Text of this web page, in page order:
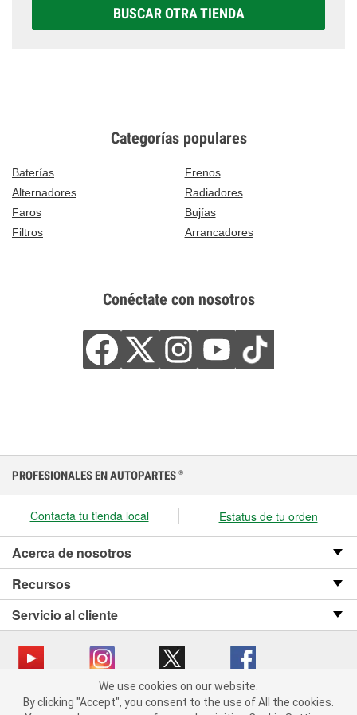
BUSCAR OTRA TIENDA
Categorías populares
Baterías
Frenos
Alternadores
Radiadores
Faros
Bujías
Filtros
Arrancadores
Conéctate con nosotros
We use cookies on our website. By clicking "Accept", you consent
to the use of All the cookies.
PROFESIONALES EN AUTOPARTES ®
Contacta tu tienda local Estatus de tu orden
Acerca de nosotros
Recursos
Servicio al cliente
Copyright © 2008-2026 O’Reilly Auto Parts v OST_3.2.0.0.729 (3) cv1361
We use cookies on our website.
By clicking "Accept", you consent to the use of All the cookies.